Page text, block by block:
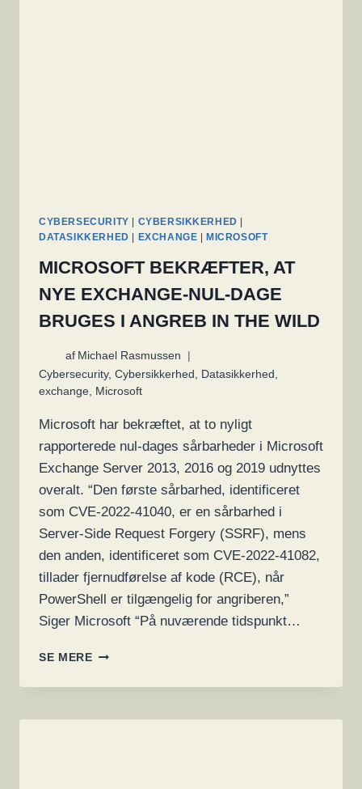
CYBERSECURITY | CYBERSIKKERHED |
DATASIKKERHED | EXCHANGE |MICROSOFT
MICROSOFT BEKRÆFTER, AT
NYE EXCHANGE-NUL-DAGE
BRUGES I ANGREB IN THE WILD
af Michael Rasmussen
Cybersecurity, Cybersikkerhed , Datasikkerhed ,
exchange, Microsoft
Microsoft har bekræftet, at to nyligt
rapporterede nul-dages sårbarheder i Microsoft
Exchange Server 2013, 2016 og 2019 udnyttes
overalt. “Den første sårbarhed, identificeret
som CVE-2022-41040, er en sårbarhed i
Server-Side Request Forgery (SSRF), mens
den anden, identificeret som CVE-2022-41082,
tillader fjernudførelse af kode (RCE), når
PowerShell er tilgængelig for angriberen,”
Siger Microsoft “På nuværende tidspunkt…
SE MEREMICROSOFT
AT
EXCHANGE-